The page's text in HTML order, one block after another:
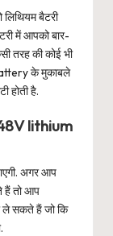
बैटरी
में आपको बार-
तरह की कोई भी
के मुकाबले
होती है.
lithium
अगर आप
हैं तो आप
ले सकते हैं जो कि